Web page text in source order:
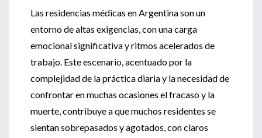
Las residencias médicas en Argentina son un
entorno de altas exigencias, con una carga
emocional significativa y ritmos acelerados de
trabajo. Este escenario, acentuado por la
complejidad de la práctica diaria y la necesidad de
confrontar en muchas ocasiones el fracaso y la
muerte, contribuye a que muchos residentes se
sientan sobrepasados y agotados, con claros